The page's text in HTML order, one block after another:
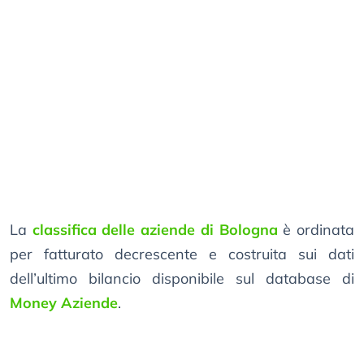
La classifica delle aziende di Bologna è ordinata
per fatturato decrescente e costruita sui dati
dell’ultimo bilancio disponibile sul database di
Money Aziende.